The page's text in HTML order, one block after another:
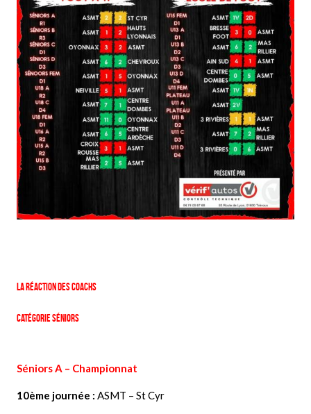
La réaction des coachs
Catégorie Séniors
Séniors A – Championnat
10ème journée : ASMT – St Cyr